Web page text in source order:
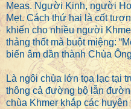
Meas. Người Kinh, người
Mẹt. Cách thứ hai là cốt
khiến cho nhiều người
thảng thốt mà buột miệng:
biến âm dần thành Chùa
Là ngôi chùa lớn tọa lạc tại
thông cả đường bộ lẫn
chùa Khmer khắp các